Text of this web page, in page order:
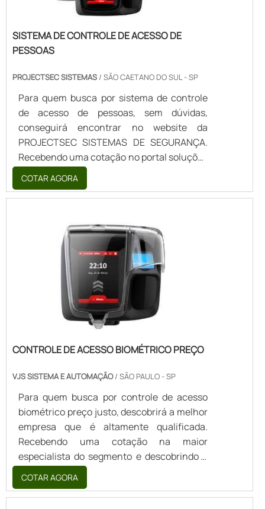
SISTEMA DE CONTROLE DE ACESSO DE
PESSOAS
PROJECTSEC SISTEMAS / SÃO CAETANO DO SUL - SP
Para quem busca por sistema de controle
de acesso de pessoas, sem dúvidas,
conseguirá encontrar no website da
PROJECTSEC SISTEMAS DE SEGURANÇA.
Recebendo uma cotação no portal soluções
industriais e conhecendo a melhor
referência em qualidade do
mercado.SISTEMA DE CONTROLE DE
busca por sistema de controle de acesso de
pessoas em uma empresa inovadora e
sempre atenta ao mercado, encontra o site
da PROJECT...
COTAR AGORA
CONTROLE DE ACESSO BIOMÉTRICO PREÇO
VJS SISTEMA E AUTOMAÇÃO/ SÃO PAULO - SP
Para quem busca por controle de acesso
biométrico preço justo, descobrirá a melhor
empresa que é altamente qualificada.
Recebendo uma cotação na maior
especialista do segmento e descobrindo a
líder da área de atuação.UM POUCO MAIS
SOBRE CONTROLE DE ACESSO
BIOMÉTRICO PREÇOSe alguém pesquisar
COTAR AGORA